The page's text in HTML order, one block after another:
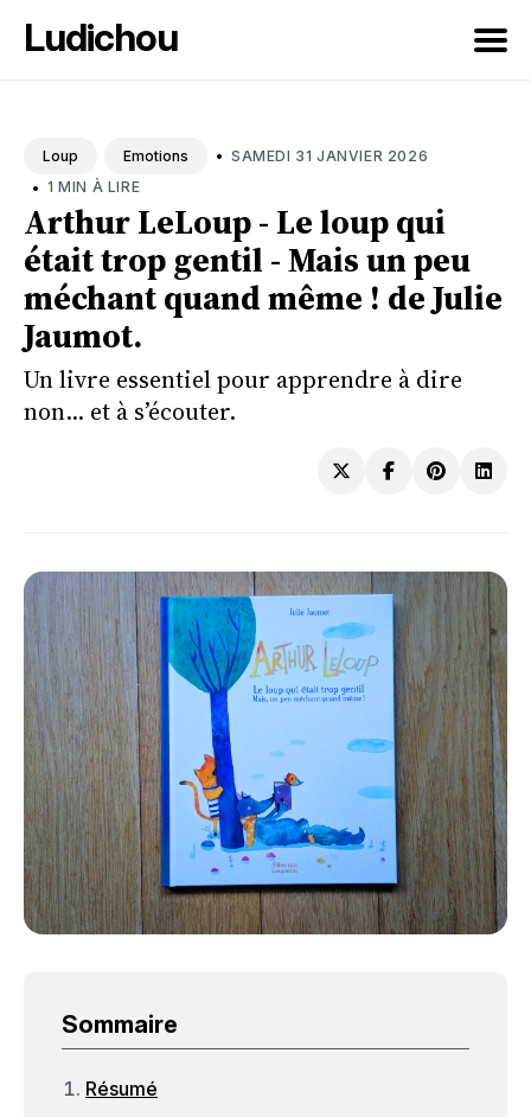
Ludichou
blog
Loup Emotions • SAMEDI 31 JANVIER 2026
• 1 MIN À LIRE
Arthur LeLoup - Le loup qui
était trop gentil - Mais un peu
méchant quand même ! de Julie
Jaumot.
Un livre essentiel pour apprendre à dire
non... et à s’écouter.
Sommaire
Résumé